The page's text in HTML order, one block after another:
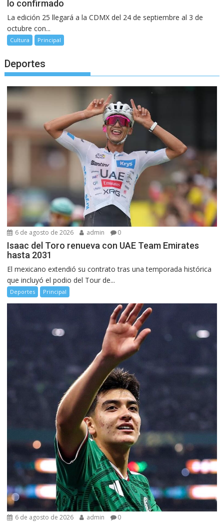
lo confirmado
La edición 25 llegará a la CDMX del 24 de septiembre al 3 de
octubre con...
Cultura Principal
Deportes
6 de agosto de 2026 admin 0
Isaac del Toro renueva con UAE Team Emirates
hasta 2031
El mexicano extendió su contrato tras una temporada histórica
que incluyó el podio del Tour de...
Deportes Principal
6 de agosto de 2026 admin 0